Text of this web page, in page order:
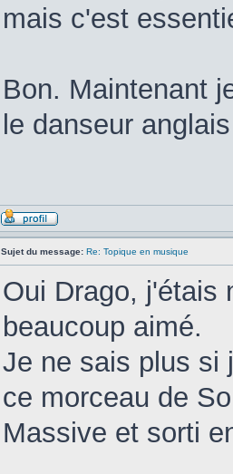
mais c'est
Bon. Maintenant
le danseur
Sujet du message: Re: Topique en musique
Oui Drago, j'étais
beaucoup aimé.
Je ne sais plus si
ce morceau de
Massive et sorti